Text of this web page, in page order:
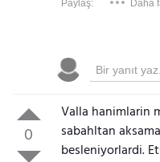
Paylaş: Daha
0
Valla hanimlarin
sabahltan
besleniyorlardi.